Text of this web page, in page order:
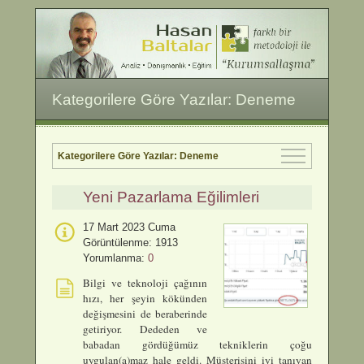
Kategorilere Göre Yazılar: Deneme
Kategorilere Göre Yazılar: Deneme
Yeni Pazarlama Eğilimleri
17 Mart 2023 Cuma
Görüntülenme: 1913
Yorumlanma: 0
Bilgi ve teknoloji çağının
hızı, her şeyin kökünden
değişmesini de beraberinde
getiriyor. Dededen ve
babadan gördüğümüz tekniklerin çoğu
uygulan(a)maz hale geldi. Müşterisini iyi tanıyan